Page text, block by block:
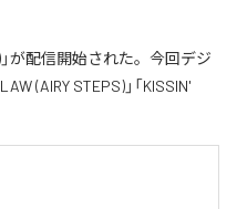
」が配信開始された。今回デジ
(AIRY STEPS)」「KISSIN'